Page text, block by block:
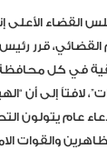
‏القضائي، قرر
في كل
لافتاً إلى أن
عام يتولون
‏والقوات